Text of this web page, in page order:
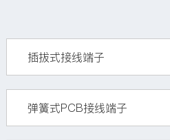
插拔式接线端子
弹簧式PCB接线端子